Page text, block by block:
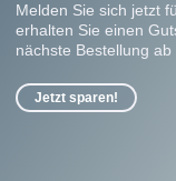
Melden Sie sich jetzt
erhalten Sie einen
nächste Bestellung
Jetzt sparen!